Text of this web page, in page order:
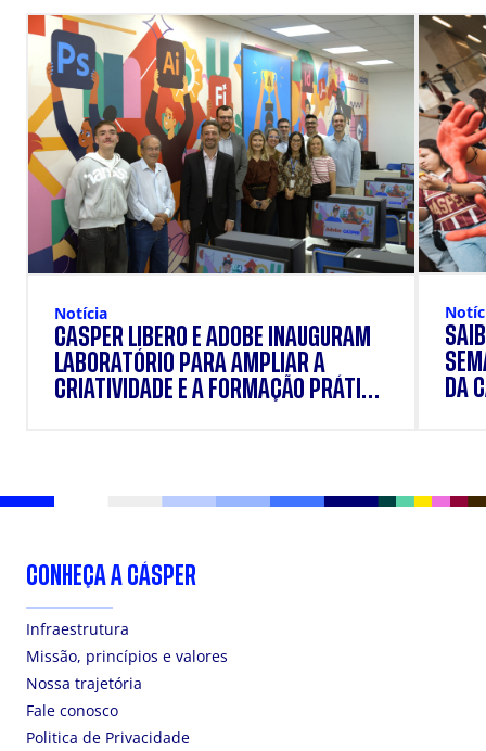
Notícia
CÁSPER LÍBERO E ADOBE INAUGURAM
LABORATÓRIO PARA AMPLIAR A
CRIATIVIDADE E A FORMAÇÃO PRÁTICA
DA
CONHEÇA A CÁSPER
Infraestrutura
Missão, princípios e valores
Nossa trajetória
Fale conosco
Politica de Privacidade